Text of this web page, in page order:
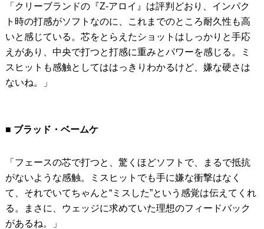
「クリーブランドの『Z-アロイ』は評判どおり、インパク
ト時の打感がソフトなのに、これまでのところ耐久性も高
いと感じている。芯をとらえたショットはしっかりと手応
えがあり、中央で打つと打感に重みとパワーを感じる。ミ
スヒットも感触としてははっきりわかるけど、嫌な硬さは
ないね。」
■ ブラッド・ベームケ
「フェースの芯で打つと、驚くほどソフトで、まるで抵抗
がないような感触。ミスヒットでも手に嫌な衝撃はなく
て、それでいてちゃんと“ミスした”という感覚は伝えてくれ
る。まさに、ウェッジに求めていた理想のフィードバック
があるね。」